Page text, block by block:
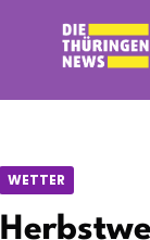
WETTER